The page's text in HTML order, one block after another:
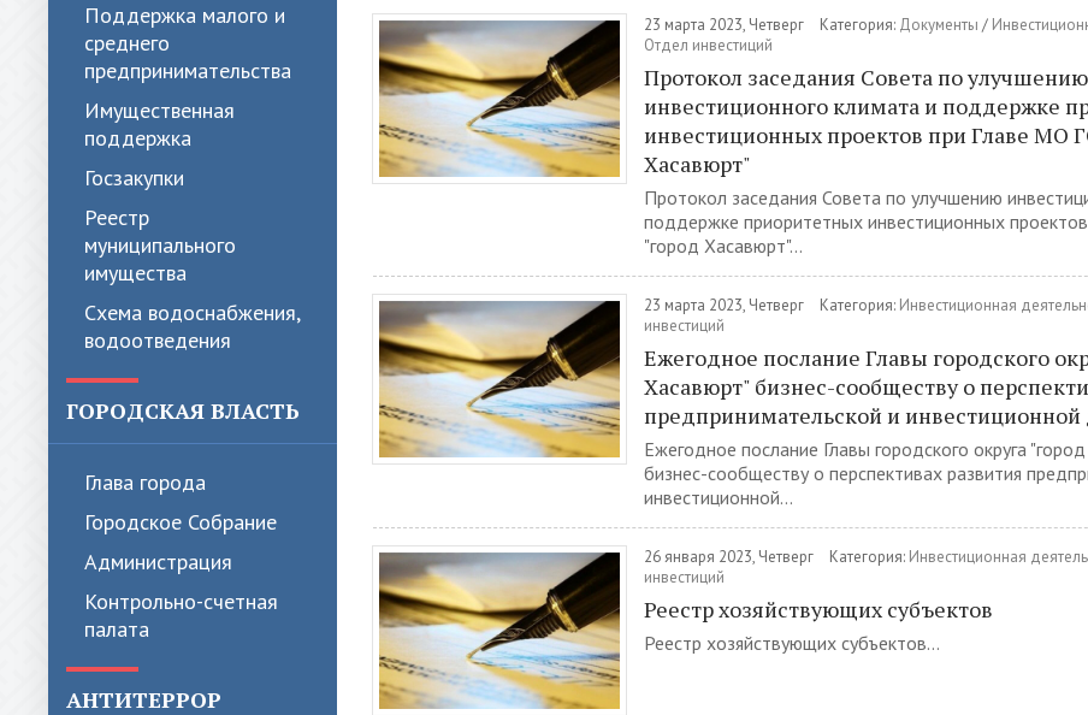
Поддержка малого и
среднего
предпринимательства
Имущественная
поддержка
Госзакупки
Реестр
муниципального
имущества
Схема водоснабжения,
водоотведения
ГОРОДСКАЯ ВЛАСТЬ
Глава города
Городское Собрание
Администрация
Контрольно-счетная
палата
АНТИТЕРРОР
23 марта 2023, Четверг Категория: Документы /
Отдел инвестиций
Протокол заседания Совета по улучшению
инвестиционного климата и поддержке
инвестиционных проектов при Главе МО
Хасавюрт"
Протокол заседания Совета по улучшению
поддержке приоритетных инвестиционных
"город Хасавюрт"...
23 марта 2023, Четверг Категория: Инвестиционная
инвестиций
Ежегодное послание Главы городского
Хасавюрт" бизнес-сообществу о
предпринимательской и инвестиционной
Ежегодное послание Главы городского округа
бизнес-сообществу о перспективах развития
инвестиционной...
26 января 2023, Четверг Категория: Инвестиционная
инвестиций
Реестр хозяйствующих субъектов
Реестр хозяйствующих субъектов...